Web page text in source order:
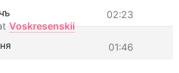
02:23
Voskresenskii
01:46